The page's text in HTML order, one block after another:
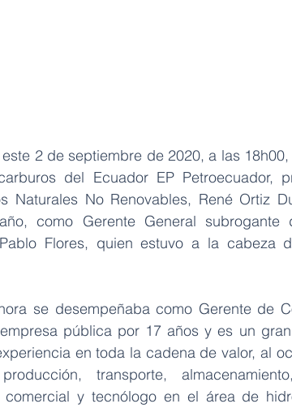
2 de septiembre de 2020, a las
del Ecuador EP Petroecuador,
Naturales No Renovables, René Ortiz
como Gerente General
Flores, quien estuvo a la cabeza
se desempeñaba como Gerente de
pública por 17 años y es un
en toda la cadena de valor, al
transporte,
comercial y tecnólogo en el área de